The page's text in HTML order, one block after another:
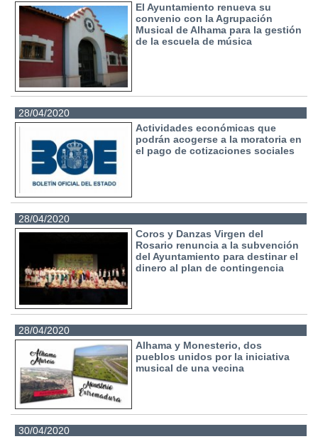
El Ayuntamiento renueva su
convenio con la Agrupación
Musical de Alhama para la gestión
de la escuela de música
28/04/2020
Actividades económicas que
podrán acogerse a la moratoria en
el pago de cotizaciones sociales
28/04/2020
Coros y Danzas Virgen del
Rosario renuncia a la subvención
del Ayuntamiento para destinar el
dinero al plan de contingencia
28/04/2020
Alhama y Monesterio, dos
pueblos unidos por la iniciativa
musical de una vecina
30/04/2020